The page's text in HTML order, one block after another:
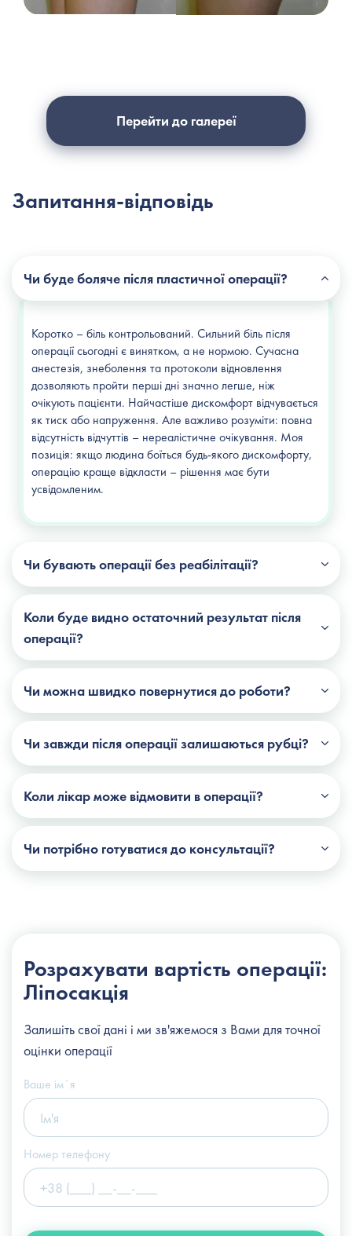
Перейти до галереї
Запитання-відповідь
Чи буде боляче після пластичної операції?
Коротко – біль контрольований. Сильний біль після
операції сьогодні є винятком, а не нормою. Сучасна
анестезія, знеболення та протоколи відновлення
дозволяють пройти перші дні значно легше, ніж
очікують пацієнти. Найчастіше дискомфорт відчувається
як тиск або напруження. Але важливо розуміти: повна
відсутність відчуттів – нереалістичне очікування. Моя
позиція: якщо людина боїться будь-якого дискомфорту,
операцію краще відкласти – рішення має бути
усвідомленим.
Чи бувають операції без реабілітації?
Коли буде видно остаточний результат після
операції?
Чи можна швидко повернутися до роботи?
Чи завжди після операції залишаються рубці?
Коли лікар може відмовити в операції?
Чи потрібно готуватися до консультації?
Розрахувати вартість операції:
Ліпосакція
Залишіть свої дані і ми зв'яжемося з Вами для точної
оцінки операції
Ваше імʼя
Номер телефону